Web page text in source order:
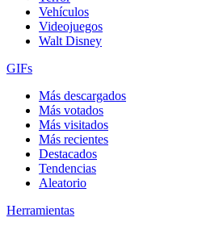
Vehículos
Videojuegos
Walt Disney
GIFs
Más descargados
Más votados
Más visitados
Más recientes
Destacados
Tendencias
Aleatorio
Herramientas